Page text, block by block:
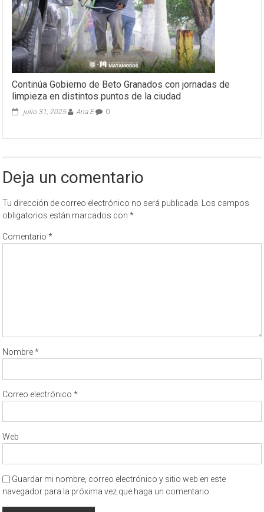
Continúa Gobierno de Beto Granados con jornadas de
limpieza en distintos puntos de la ciudad
julio 31, 2025 Ana E 0
Deja un comentario
Tu dirección de correo electrónico no será publicada.
Los campos
obligatorios están marcados con*
Comentario*
Nombre*
Correo electrónico*
Web
Guardar mi nombre, correo electrónico y sitio web en este
navegador para la próxima vez que haga un comentario.